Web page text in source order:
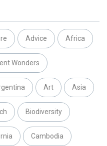
Advice Africa
Wonders
Art Asia
Biodiversity
Cambodia